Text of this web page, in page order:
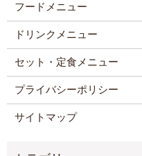
フードメニュー
ドリンクメニュー
セット・定食メニュー
プライバシーポリシー
サイトマップ